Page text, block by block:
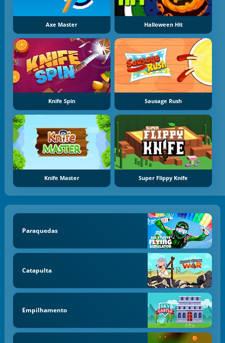
Axe Master Halloween Hit
Knife Spin Sausage Rush
Knife Master Super Flippy Knife
Paraquedas
Catapulta
Empilhamento